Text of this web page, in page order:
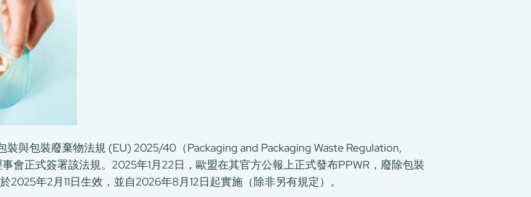
裝與包裝廢棄物法規 (EU) 2025/40（Packaging and Packaging Waste Regulation,
會正式簽署該法規。2025年1月22日，歐盟在其官方公報上正式發布PPWR，廢除包裝
年2月11日生效，並自2026年8月12日起實施（除非另有規定）。